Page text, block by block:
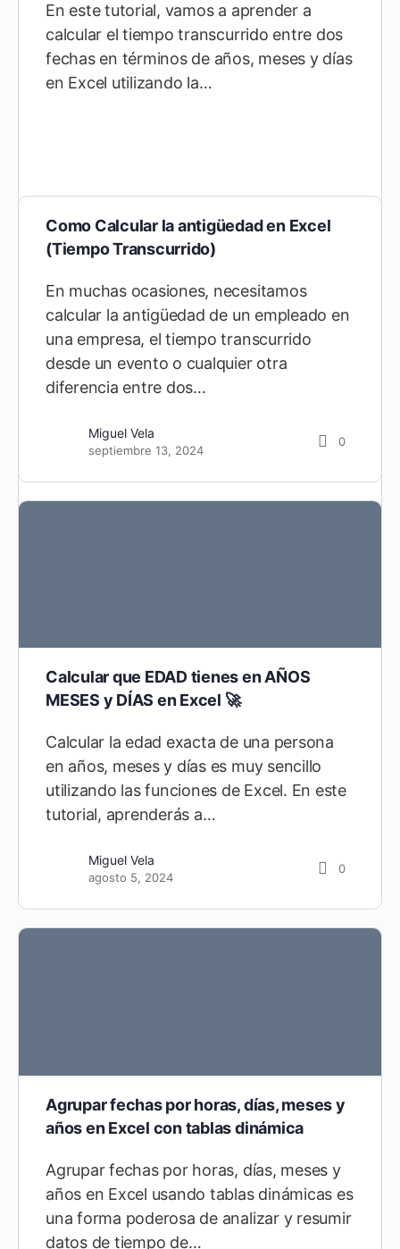
En este tutorial, vamos a aprender a
calcular el tiempo transcurrido entre dos
fechas en términos de años, meses y días
en Excel utilizando la…
Como Calcular la antigüedad en Excel
(Tiempo Transcurrido)
En muchas ocasiones, necesitamos
calcular la antigüedad de un empleado en
una empresa, el tiempo transcurrido
desde un evento o cualquier otra
diferencia entre dos…
Miguel Vela
septiembre 13, 2024
0
Calcular que EDAD tienes en AÑOS
MESES y DÍAS en Excel 🚀
Calcular la edad exacta de una persona
en años, meses y días es muy sencillo
utilizando las funciones de Excel. En este
tutorial, aprenderás a…
Miguel Vela
agosto 5, 2024
0
Agrupar fechas por horas, días, meses y
años en Excel con tablas dinámica
Agrupar fechas por horas, días, meses y
años en Excel usando tablas dinámicas es
una forma poderosa de analizar y resumir
datos de tiempo de…